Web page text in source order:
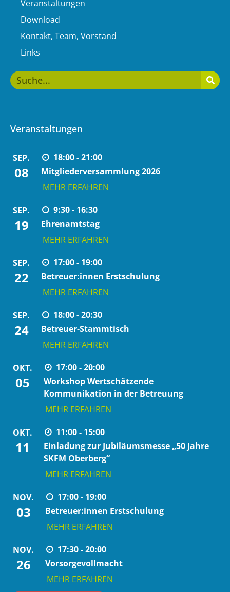
Veranstaltungen
Download
Kontakt, Team, Vorstand
Links
Veranstaltungen
SEP.
08
18:00 - 21:00
Mitgliederversammlung 2026
MEHR ERFAHREN
SEP.
19
9:30 - 16:30
Ehrenamtstag
MEHR ERFAHREN
SEP.
22
17:00 - 19:00
Betreuer:innen Erstschulung
MEHR ERFAHREN
SEP.
24
18:00 - 20:30
Betreuer-Stammtisch
MEHR ERFAHREN
OKT.
05
17:00 - 20:00
Workshop Wertschätzende
Kommunikation in der Betreuung
MEHR ERFAHREN
OKT.
11
11:00 - 15:00
Einladung zur Jubiläumsmesse „50 Jahre
SKFM Oberberg“
MEHR ERFAHREN
NOV.
03
17:00 - 19:00
Betreuer:innen Erstschulung
MEHR ERFAHREN
NOV.
26
17:30 - 20:00
Vorsorgevollmacht
MEHR ERFAHREN